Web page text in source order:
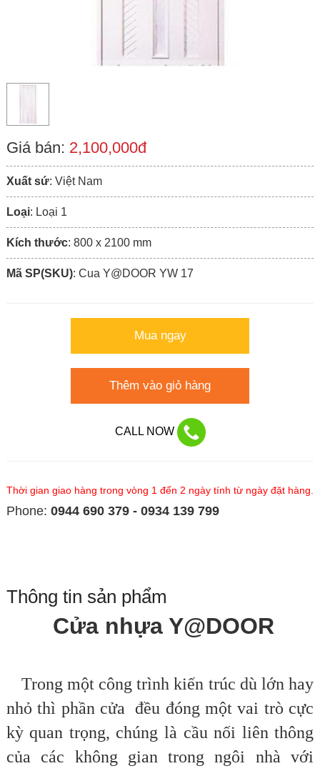
Giá bán: 2,100,000đ
Xuất sứ: Việt Nam
Loại: Loại 1
Kích thước: 800 x 2100 mm
Mã SP(SKU): Cua Y@DOOR YW 17
Mua ngay
Thêm vào giỏ hàng
CALL NOW
Thời gian giao hàng trong vòng 1 đến 2 ngày tính từ ngày đặt hàng.
Phone: 0944 690 379 - 0934 139 799
Thông tin sản phẩm
Cửa nhựa Y@DOOR
Trong một công trình kiến trúc dù lớn hay
nhỏ thì phần cửa đều đóng một vai trò cực
kỳ quan trọng, chúng là cầu nối liên thông
của các không gian trong ngôi nhà với